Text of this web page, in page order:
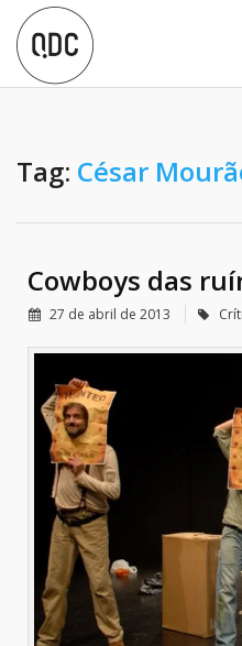
Tag: César
Cowboys das
27 de abril de 2013